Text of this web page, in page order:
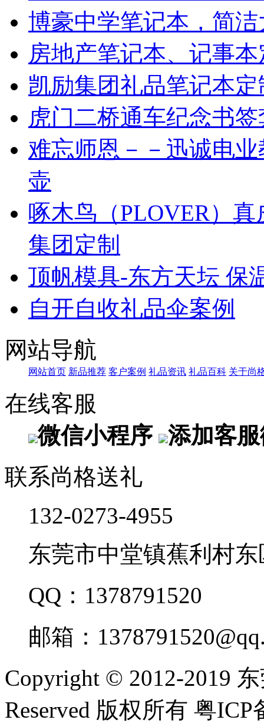
博豪中学笔记本，简
房地产笔记本、记事
凯励集团礼品笔记本定
虎门二桥通车纪念书
难忘师恩－－迅诚电
壶
啄木鸟（PLOVER）
集团定制
顶帆模具-东方天坛 保
自开自收礼品伞案例
网站导航
网站首页 新品推荐 客户案例 礼品资讯 礼品百科 关于尚
在线客服
微信小程序
添加客
联系尚格送礼
132-0273-4955
东莞市中堂镇蕉利村
QQ：1378791520
邮箱：
Copyright © 2012-2019
Reserved 版权所有 粤ICP